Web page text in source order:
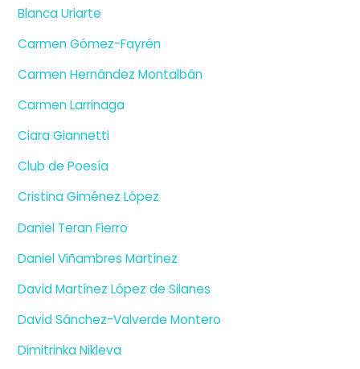
Blanca Uriarte
Carmen Gómez-Fayrén
Carmen Hernández Montalbán
Carmen Larrinaga
Ciara Giannetti
Club de Poesía
Cristina Giménez López
Daniel Teran Fierro
Daniel Viñambres Martínez
David Martínez López de Silanes
David Sánchez-Valverde Montero
Dimitrinka Nikleva